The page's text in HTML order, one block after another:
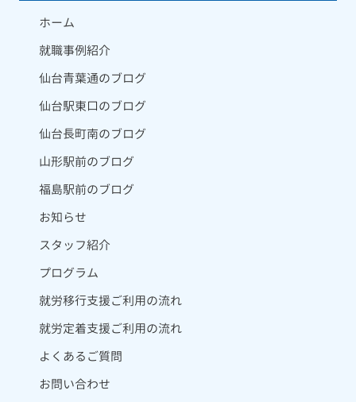
ホーム
就職事例紹介
仙台青葉通のブログ
仙台駅東口のブログ
仙台長町南のブログ
山形駅前のブログ
福島駅前のブログ
お知らせ
スタッフ紹介
プログラム
就労移行支援ご利用の流れ
就労定着支援ご利用の流れ
よくあるご質問
お問い合わせ